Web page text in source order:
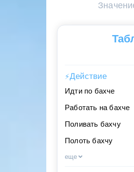
⚡Действие
Идти по бахче
Работать на бахче
Поливать бахчу
Полоть бахчу
еще